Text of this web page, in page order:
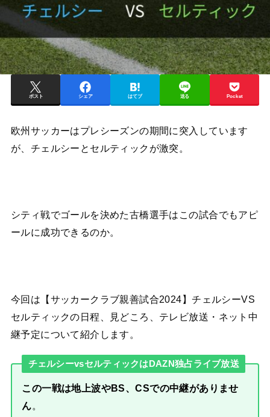
ポスト シェア はてブ 送る Pocket
欧州サッカーはプレシーズンの期間に突入しています
が、チェルシーとセルティックが激突。
シティ戦でゴールを決めた古橋選手はこの試合でもアピ
ールに成功できるのか。
今回は【サッカークラブ親善試合2024】チェルシーVS
セルティックの日程、見どころ、テレビ放送・ネット中
継予定について紹介します。
チェルシーvsセルティックはDAZN独占ライブ放送
この一戦は地上波やBS、CSでの中継がありませ
ん。